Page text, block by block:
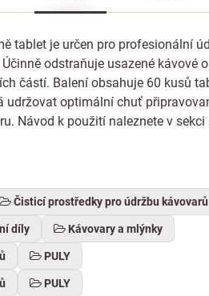
tablet je určen pro profesionální
odstraňuje usazené kávové
částí. Balení obsahuje 60 kusů
udržovat optimální chuť
Návod k použití naleznete v sekci
Čisticí prostředky pro údržbu kávovarů
díly Kávovary a mlýnky
PULY
PULY